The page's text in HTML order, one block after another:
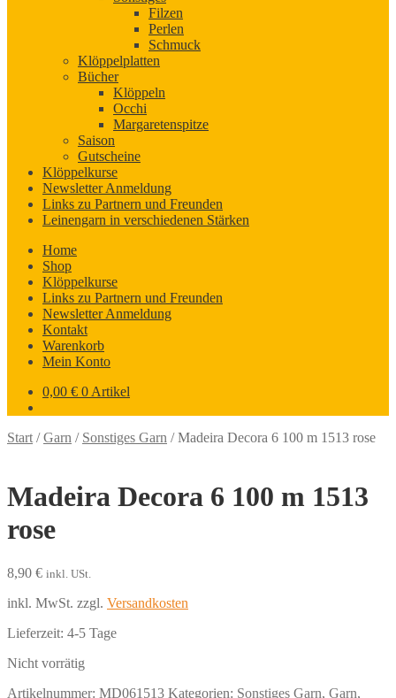
Filzen
Perlen
Schmuck
Klöppelplatten
Bücher
Klöppeln
Occhi
Margaretenspitze
Saison
Gutscheine
Klöppelkurse
Newsletter Anmeldung
Links zu Partnern und Freunden
Leinengarn in verschiedenen Stärken
Home
Shop
Klöppelkurse
Links zu Partnern und Freunden
Newsletter Anmeldung
Kontakt
Warenkorb
Mein Konto
0,00 € 0 Artikel
Start /Garn / Sonstiges Garn /Madeira Decora 6 100 m 1513 rose
Madeira Decora 6 100 m 1513
rose
8,90 € inkl. USt.
inkl. MwSt. zzgl. Versandkosten
Lieferzeit: 4-5 Tage
Nicht vorrätig
Artikelnummer: MD061513 Kategorien: Sonstiges Garn, Garn,